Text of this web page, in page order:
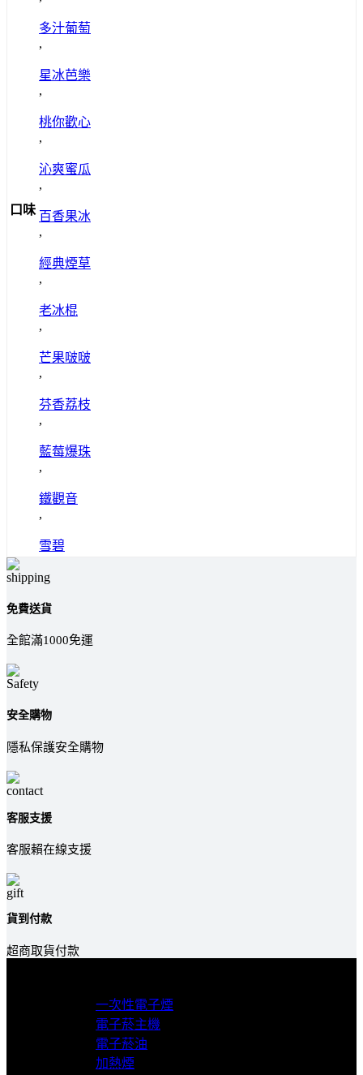
項
口味
多汁葡萄
,
星冰芭樂
,
桃你歡心
,
沁爽蜜瓜
,
百香果冰
,
經典煙草
,
老冰棍
,
芒果啵啵
,
芬香荔枝
,
藍莓爆珠
,
鐵觀音
,
雪碧
免費送貨
全館滿1000免運
安全購物
隱私保護安全購物
客服支援
客服賴在線支援
貨到付款
超商取貨付款
一次性電子煙
電子菸主機
電子菸油
加熱煙